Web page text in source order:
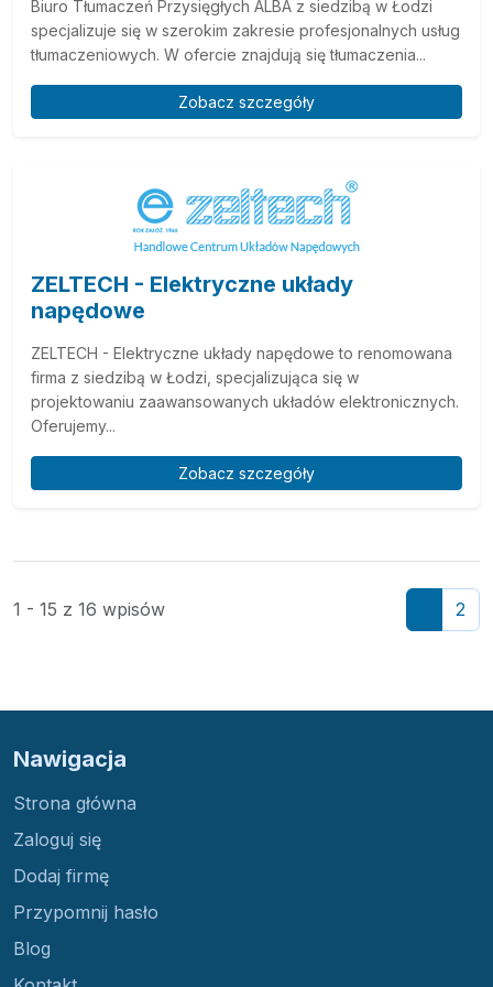
Biuro Tłumaczeń Przysięgłych ALBA z siedzibą w Łodzi
specjalizuje się w szerokim zakresie profesjonalnych usług
tłumaczeniowych. W ofercie znajdują się tłumaczenia...
Zobacz szczegóły
ZELTECH - Elektryczne układy
napędowe
ZELTECH - Elektryczne układy napędowe to renomowana
firma z siedzibą w Łodzi, specjalizująca się w
projektowaniu zaawansowanych układów elektronicznych.
Oferujemy...
Zobacz szczegóły
1 - 15 z 16 wpisów 2
Nawigacja
Strona główna
Zaloguj się
Dodaj firmę
Przypomnij hasło
Blog